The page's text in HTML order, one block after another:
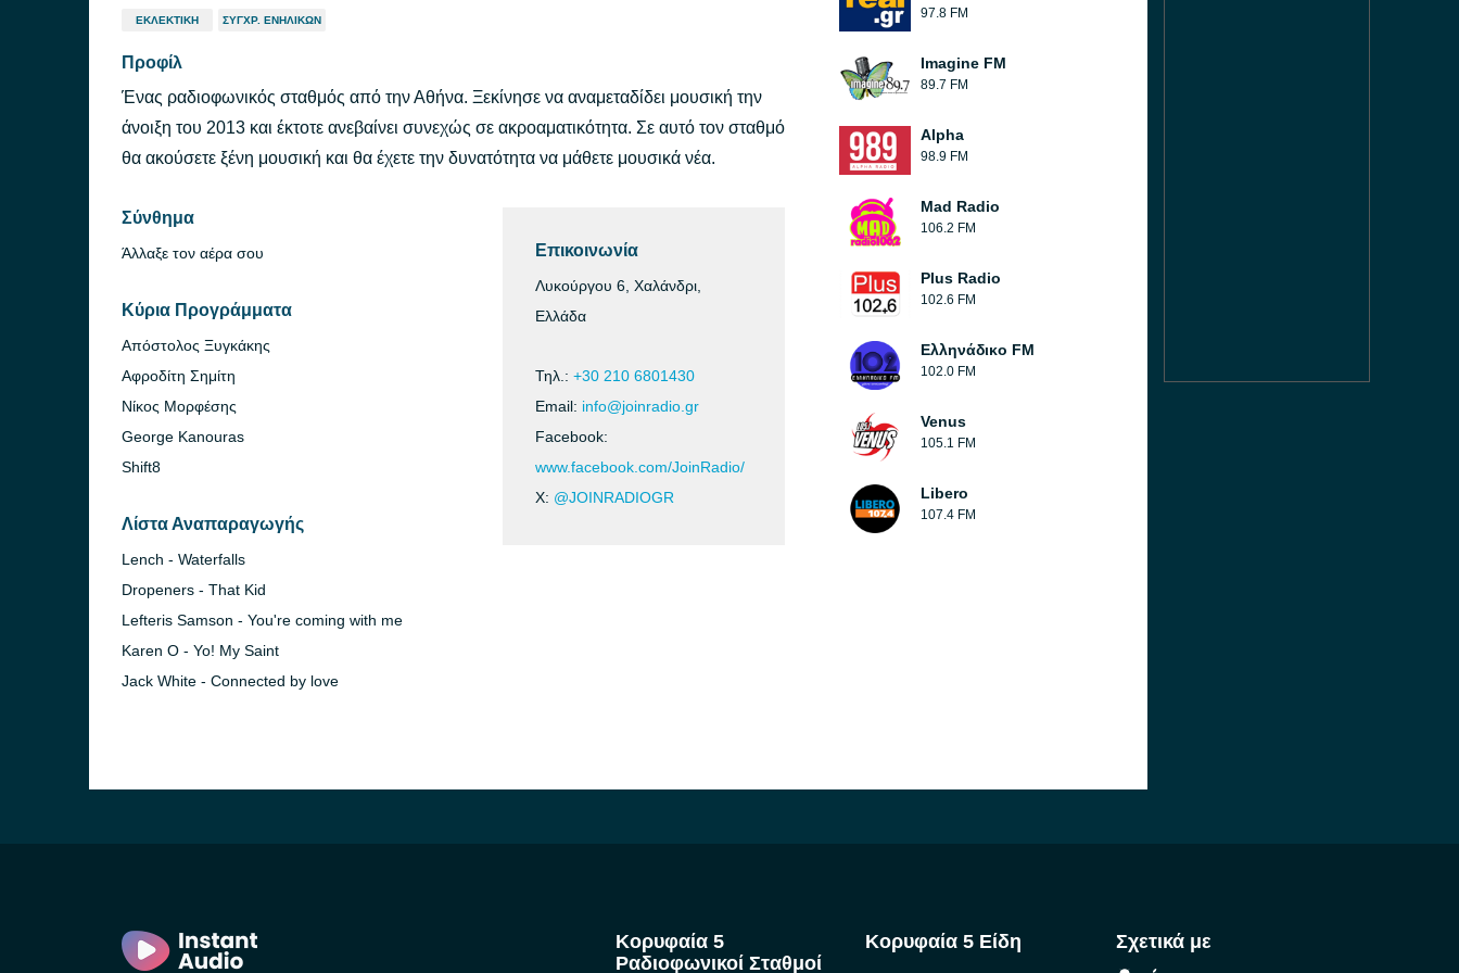
ΕΚΛΕΚΤΙΚΉ ΣΎΓΧΡ. ΕΝΗΛΊΚΩΝ
Προφίλ
Ένας ραδιοφωνικός σταθμός από την Αθήνα. Ξεκίνησε να αναμεταδίδει μουσική την
άνοιξη του 2013 και έκτοτε ανεβαίνει συνεχώς σε ακροαματικότητα. Σε αυτό τον σταθμό
θα ακούσετε ξένη μουσική και θα έχετε την δυνατότητα να μάθετε μουσικά νέα.
Σύνθημα
Άλλαξε τον αέρα σου
Κύρια Προγράμματα
Απόστολος Ξυγκάκης
Αφροδίτη Σημίτη
Νίκος Μορφέσης
George Kanouras
Shift8
Λίστα Αναπαραγωγής
Lench - Waterfalls
Dropeners - That Kid
Lefteris Samson - You're coming with me
Karen O - Yo! My Saint
Jack White - Connected by love
Επικοινωνία
Λυκούργου 6, Χαλάνδρι,
Ελλάδα
Τηλ.: +30 210 6801430
Email: info@joinradio.gr
Facebook:
www.facebook.com/JoinRadio/
X: @JOINRADIOGR
97.8 FM
Imagine FM
89.7 FM
Alpha
98.9 FM
Mad Radio
106.2 FM
Plus Radio
102.6 FM
Ελληνάδικο FM
102.0 FM
Venus
105.1 FM
Libero
107.4 FM
Κορυφαία 5
Ραδιοφωνικοί Σταθμοί
Κορυφαία 5 Είδη Σχετικά με